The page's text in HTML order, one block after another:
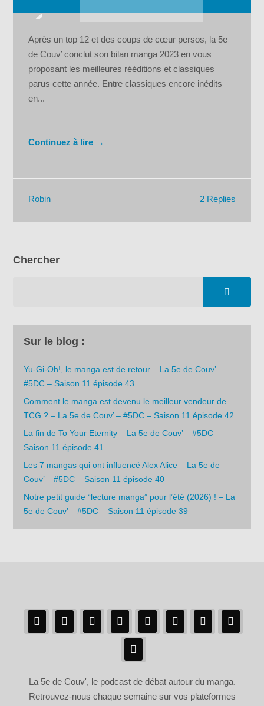
Après un top 12 et des coups de cœur persos, la 5e
de Couv’ conclut son bilan manga 2023 en vous
proposant les meilleures rééditions et classiques
parus cette année. Entre classiques encore inédits
en...
Continuez à lire →
2 Replies
Robin
Chercher
Sur le blog :
Yu-Gi-Oh!, le manga est de retour – La 5e de Couv’ –
#5DC – Saison 11 épisode 43
Comment le manga est devenu le meilleur vendeur de
TCG ? – La 5e de Couv’ – #5DC – Saison 11 épisode 42
La fin de To Your Eternity – La 5e de Couv’ – #5DC –
Saison 11 épisode 41
Les 7 mangas qui ont influencé Alex Alice – La 5e de
Couv’ – #5DC – Saison 11 épisode 40
Notre petit guide “lecture manga” pour l’été (2026) ! – La
5e de Couv’ – #5DC – Saison 11 épisode 39
La 5e de Couv', le podcast de débat autour du manga.
Retrouvez-nous chaque semaine sur vos plateformes